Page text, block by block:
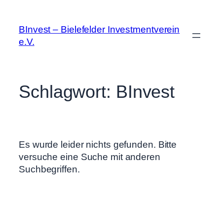
BInvest – Bielefelder Investmentverein
e.V.
Schlagwort: BInvest
Es wurde leider nichts gefunden. Bitte
versuche eine Suche mit anderen
Suchbegriffen.